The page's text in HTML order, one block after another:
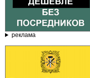
реклама